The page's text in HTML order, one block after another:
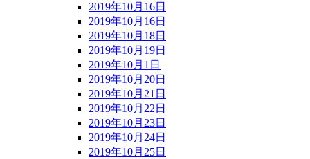
2019年10月16日
2019年10月16日
2019年10月18日
2019年10月19日
2019年10月1日
2019年10月20日
2019年10月21日
2019年10月22日
2019年10月23日
2019年10月24日
2019年10月25日